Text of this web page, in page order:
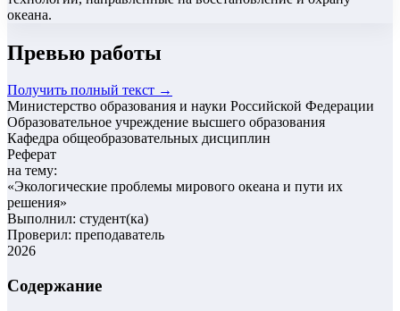
океана.
Превью работы
Получить полный текст →
Министерство образования и науки Российской Федерации
Образовательное учреждение высшего образования
Кафедра общеобразовательных дисциплин
Реферат
на тему:
«Экологические проблемы мирового океана и пути их
решения»
Выполнил: студент(ка)
Проверил: преподаватель
2026
Содержание